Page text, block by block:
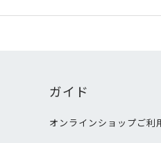
ガイド
オンラインショップご利